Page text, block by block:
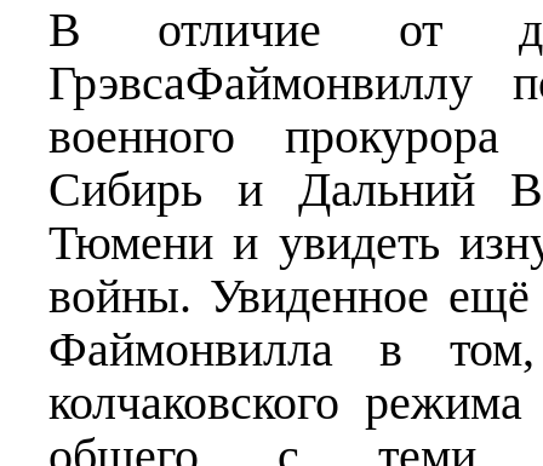
В отличие от
ГрэвсаФаймонвиллу
военного
Сибирь и Дальний
Тюмени и увидеть
войны. Увиденное
Файмонвилла в
колчаковского